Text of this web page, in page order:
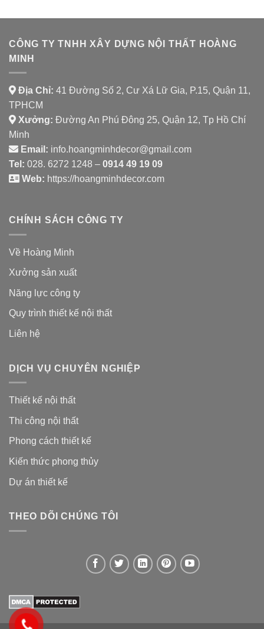
CÔNG TY TNHH XÂY DỰNG NỘI THẤT HOÀNG
MINH
Địa Chỉ: 41 Đường Số 2, Cư Xá Lữ Gia, P.15, Quận 11,
TPHCM
Xưởng: Đường An Phú Đông 25, Quận 12, Tp Hồ Chí
Minh
Email: info.hoangminhdecor@gmail.com
Tel: 028. 6272 1248 – 0914 49 19 09
Web: https://hoangminhdecor.com
CHÍNH SÁCH CÔNG TY
Về Hoàng Minh
Xưởng sản xuất
Năng lực công ty
Quy trình thiết kế nội thất
Liên hệ
DỊCH VỤ CHUYÊN NGHIỆP
Thiết kế nội thất
Thi công nội thất
Phong cách thiết kế
Kiến thức phong thủy
Dự án thiết kế
THEO DÕI CHÚNG TÔI